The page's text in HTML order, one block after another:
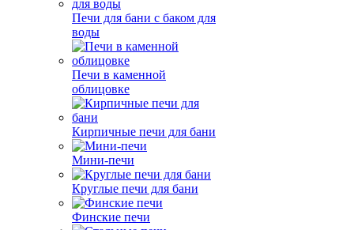
Печи для бани с баком для
воды
Печи в каменной
облицовке
Кирпичные печи для бани
Мини-печи
Круглые печи для бани
Финские печи